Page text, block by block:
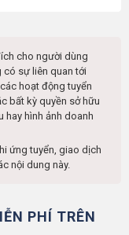
cho người dùng
có sự liên quan tới
hoạt động tuyển
bất kỳ quyền sở hữu
hay hình ảnh doanh
ứng tuyển, giao dịch
nội dung này.
PHÍ TRÊN